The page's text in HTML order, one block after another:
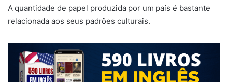
A quantidade de papel produzida por um país é bastante
relacionada aos seus padrões culturais.